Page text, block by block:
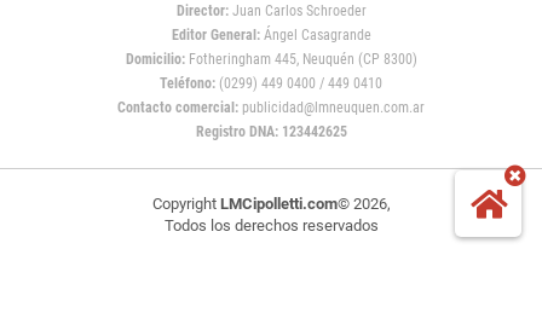
Director: Juan Carlos Schroeder
Editor General:Ángel Casagrande
Domicilio:Fotheringham 445, Neuquén (CP 8300)
Teléfono: (0299) 449 0400 / 449 0410
Contacto comercial: publicidad@lmneuquen.com.ar
Registro DNA: 123442625
Copyright LMCipolletti.com© 2026,
Todos los derechos reservados